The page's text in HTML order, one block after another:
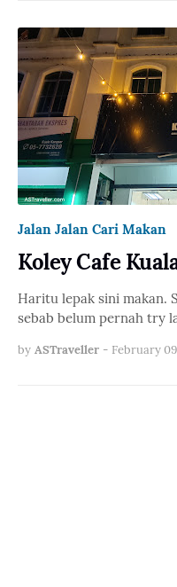
Jalan Jalan Cari Makan
Koley Cafe
Haritu lepak sini makan.
sebab belum pernah try
by ASTraveller - February